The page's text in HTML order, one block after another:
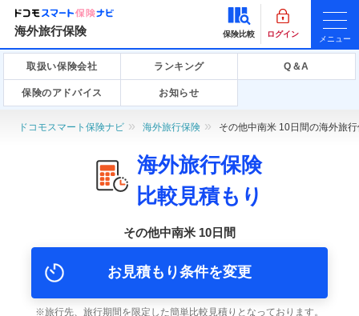
海外旅行保険 保険比較 ログイン
メニュー
取扱い保険会社 ランキング Q＆A
保険のアドバイス お知らせ
ドコモスマート保険ナビ 海外旅行保険 その他中南米 10日間の海外旅
海外旅行保険
比較見積もり
その他中南米 10日間
お見積もり条件を変更
旅行先、旅行期間を限定した簡単比較見積りとなっております。